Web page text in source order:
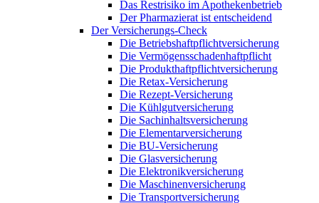
Das Restrisiko im Apothekenbetrieb
Der Pharmazierat ist entscheidend
Der Versicherungs-Check
Die Betriebshaftpflichtversicherung
Die Vermögensschadenhaftpflicht
Die Produkthaftpflichtversicherung
Die Retax-Versicherung
Die Rezept-Versicherung
Die Kühlgutversicherung
Die Sachinhaltsversicherung
Die Elementarversicherung
Die BU-Versicherung
Die Glasversicherung
Die Elektronikversicherung
Die Maschinenversicherung
Die Transportversicherung